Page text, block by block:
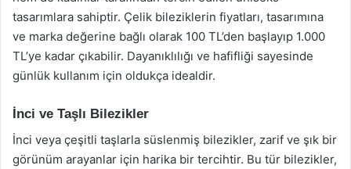
tasarımlara sahiptir. Çelik bileziklerin fiyatları, tasarımına
ve marka değerine bağlı olarak 100 TL’den başlayıp 1.000
TL’ye kadar çıkabilir. Dayanıklılığı ve hafifliği sayesinde
günlük kullanım için oldukça idealdir.
İnci ve Taşlı Bilezikler
İnci veya çeşitli taşlarla süslenmiş bilezikler, zarif ve şık bir
görünüm arayanlar için harika bir tercihtir. Bu tür bilezikler,